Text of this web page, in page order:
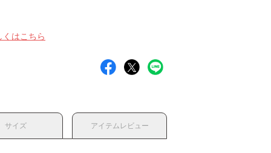
くはこちら
サイズ アイテムレビュー